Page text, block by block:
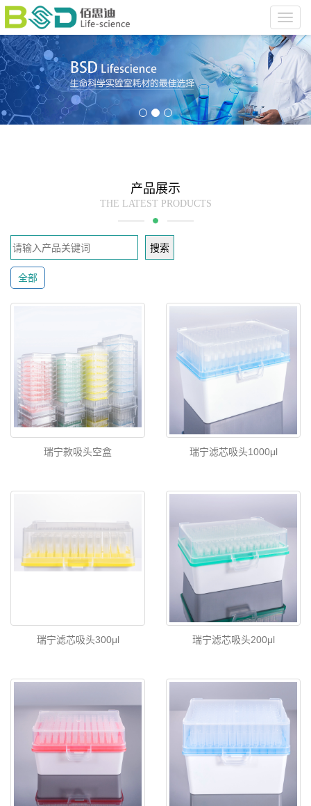
产品展示
THE LATEST PRODUCTS
搜索
全部
瑞宁款吸头空盒 瑞宁滤芯吸头1000μl
瑞宁滤芯吸头300μl 瑞宁滤芯吸头200μl